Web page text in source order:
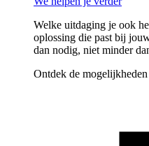
Welke uitdaging je ook
oplossing die past bij
dan nodig, niet minder
Ontdek de mogelijkheden